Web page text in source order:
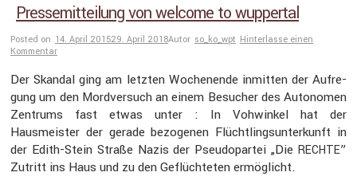
Pressemitteilung von welcome to wuppertal
Posted on 14. April 201529. April 2018Autor so_ko_wpt Hinterlasse einen
Kommentar
Der Skandal ging am letzten Wochen­ende inmitten der Aufre­
gung um den Mordver­such an einem Besucher des Autonomen
Zentrums fast etwas unter : In Vohwinkel hat der
Hausmeister der gerade bezogenen Flücht­lings­un­ter­kunft in
der Edith-Stein Straße Nazis der Pseudo­partei „Die RECHTE”
Zutritt ins Haus und zu den Geflüch­teten ermög­licht.